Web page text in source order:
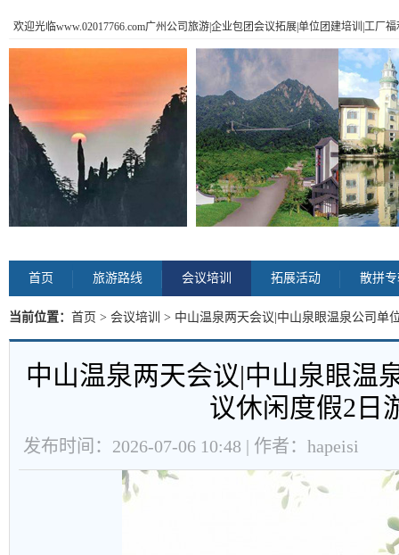
欢迎光临www.02017766.com广州公司旅游|企业包团会议拓展|单位团建培训|工厂
首页 旅游路线 会议培训 拓展活动 散拼
当前位置： 首页 > 会议培训 > 中山温泉两天会议|中山泉眼温泉公司单
中山温泉两天会议|中山泉眼温
议休闲度假2日
发布时间：2026-07-06 10:48 | 作者：hapeisi